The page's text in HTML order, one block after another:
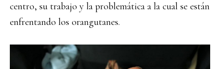
centro, su trabajo y la problemática a la cual se están
enfrentando los orangutanes.